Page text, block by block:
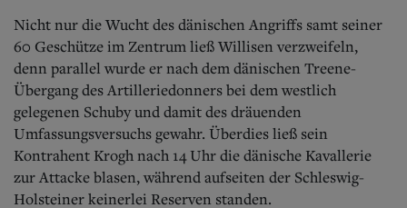
Nicht nur die Wucht des dänischen Angriffs samt seiner
60 Geschütze im Zentrum ließ Willisen verzweifeln,
denn parallel wurde er nach dem dänischen Treene-
Übergang des Artilleriedonners bei dem westlich
gelegenen Schuby und damit des dräuenden
Umfassungsversuchs gewahr. Überdies ließ sein
Kontrahent Krogh nach 14 Uhr die dänische Kavallerie
zur Attacke blasen, während aufseiten der Schleswig-
Holsteiner keinerlei Reserven standen.